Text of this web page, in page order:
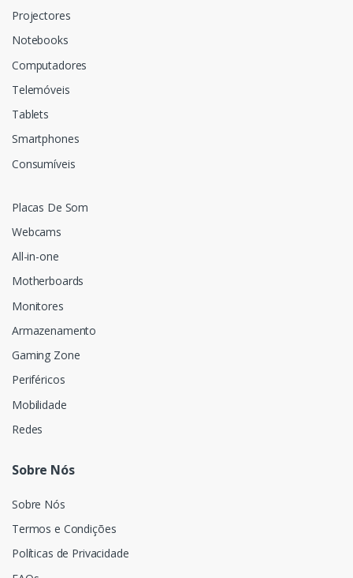
Projectores
Notebooks
Computadores
Telemóveis
Tablets
Smartphones
Consumíveis
Placas De Som
Webcams
All-in-one
Motherboards
Monitores
Armazenamento
Gaming Zone
Periféricos
Mobilidade
Redes
Sobre Nós
Sobre Nós
Termos e Condições
Políticas de Privacidade